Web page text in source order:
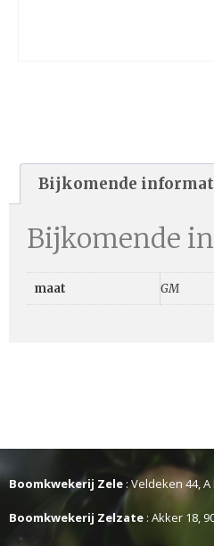
Bijkomende
Bijkomende
maat GM
Boomkwekerij Zele : Veldeken 44,
Boomkwekerij Zelzate : Akker 18,